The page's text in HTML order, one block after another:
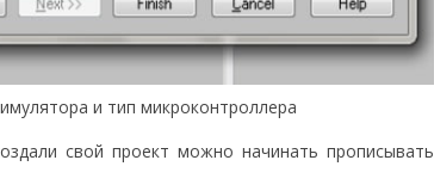
и тип микроконтроллера
свой проект можно начинать прописывать